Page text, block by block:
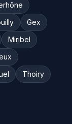
Gex
Miribel
Thoiry